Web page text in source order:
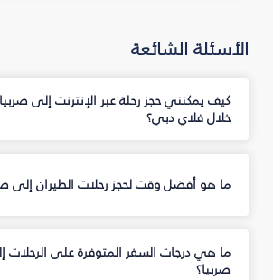
الأسئلة الشائعة
كيف يمكنني حجز رحلة عبر الإنترنت إلى
خلال فلاي دبي؟
ما هو أفضل وقت لحجز رحلات الطيران إلى
ما هي درجات السفر المتوفرة على الرحلات
صربيا؟